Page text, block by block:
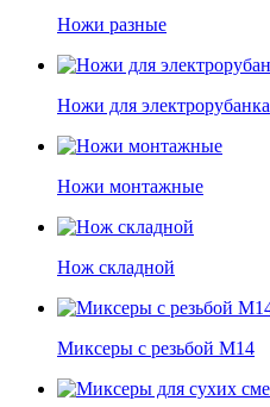
Ножи разные
Ножи для электрорубанка
Ножи монтажные
Нож складной
Миксеры с резьбой М14